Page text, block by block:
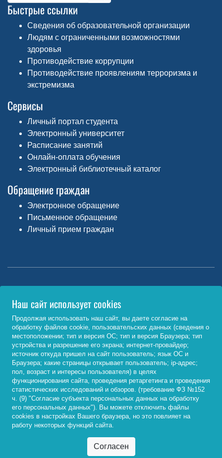
Быстрые ссылки
Сведения об образовательной организации
Людям с ограниченными возможностями
здоровья
Противодействие коррупции
Противодействие проявлениям терроризма и
экстремизма
Сервисы
Личный портал студента
Электронный университет
Расписание занятий
Онлайн-оплата обучения
Электронный библиотечный каталог
Обращение граждан
Электронное обращение
Письменное обращение
Личный прием граждан
Министерство науки и высшего образования РФ
http://www.minobrnauki.gov.ru/
Министерство просвещения РФ
https://edu.gov.ru/
Федеральный портал «Российское образование»
http://www.edu.ru/
© 2026, ФГБОУ ВО «Байкальский государственный
университет»
Наш сайт использует cookies
Продолжая использовать наш сайт, вы даете согласие на
обработку файлов cookie, пользовательских данных (сведения о
местоположении; тип и версия ОС; тип и версия Браузера; тип
устройства и разрешение его экрана; интернет-провайдер;
источник откуда пришел на сайт пользователь; язык ОС и
Браузера; какие страницы открывает пользователь; ip-адрес;
пол, возраст и интересы пользователя) в целях
функционирования сайта, проведения ретаргетинга и проведения
статистических исследований и обзоров. (требование ФЗ №152
ч. (9) "Согласие субъекта персональных данных на обработку
его персональных данных"). Вы можете отключить файлы
cookies в настройках Вашего браузера, но это повлияет на
работу некоторых функций сайта.